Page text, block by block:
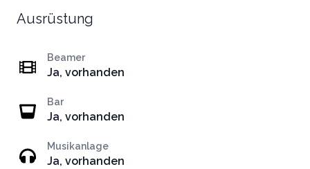
Ausrüstung
Beamer
Ja, vorhanden
Bar
Ja, vorhanden
Musikanlage
Ja, vorhanden